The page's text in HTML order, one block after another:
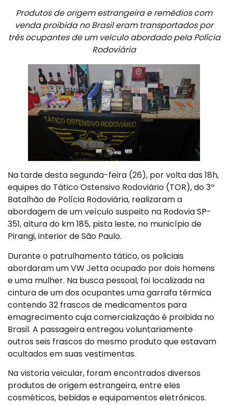
Produtos de origem estrangeira e remédios com
venda proibida no Brasil eram transportados por
três ocupantes de um veículo abordado pela Polícia
Rodoviária
Na tarde desta segunda-feira (26), por volta das 18h,
equipes do Tático Ostensivo Rodoviário (TOR), do 3º
Batalhão de Polícia Rodoviária, realizaram a
abordagem de um veículo suspeito na Rodovia SP-
351, altura do km 185, pista leste, no município de
Pirangi, interior de São Paulo.
Durante o patrulhamento tático, os policiais
abordaram um VW Jetta ocupado por dois homens
e uma mulher. Na busca pessoal, foi localizada na
cintura de um dos ocupantes uma garrafa térmica
contendo 32 frascos de medicamentos para
emagrecimento cuja comercialização é proibida no
Brasil. A passageira entregou voluntariamente
outros seis frascos do mesmo produto que estavam
ocultados em suas vestimentas.
Na vistoria veicular, foram encontrados diversos
produtos de origem estrangeira, entre eles
cosméticos, bebidas e equipamentos eletrônicos.